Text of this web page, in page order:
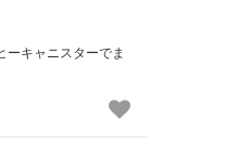
ーキャニスターでま